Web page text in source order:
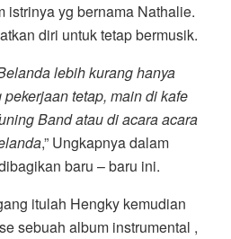
istrinya yg bernama Nathalie.
diri untuk tetap bermusik.
lebih kurang hanya
tetap, main di kafe
Band atau di acara acara
,” Ungkapnya dalam
baru – baru ini.
itulah Hengky kemudian
sebuah album instrumental ,